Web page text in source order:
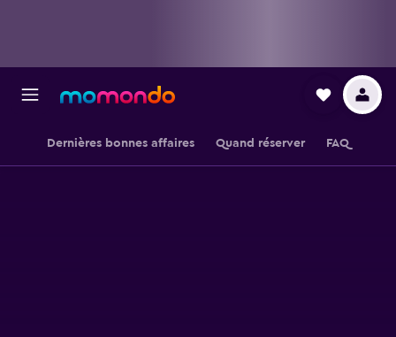
Dernières bonnes affaires Quand réserver FAQ